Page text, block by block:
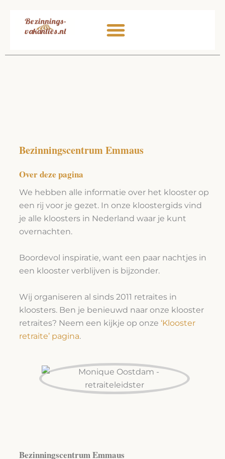
Bezinningscentrum Emmaus
Over deze pagina
We hebben alle informatie over het klooster op
een rij voor je gezet. In onze kloostergids vind
je alle kloosters in Nederland waar je kunt
overnachten.
Boordevol inspiratie, want een paar nachtjes in
een klooster verblijven is bijzonder.
Wij organiseren al sinds 2011 retraites in
kloosters. Ben je benieuwd naar onze klooster
retraites? Neem een kijkje op onze ‘Klooster
retraite’ pagina.
Bezinningscentrum Emmaus